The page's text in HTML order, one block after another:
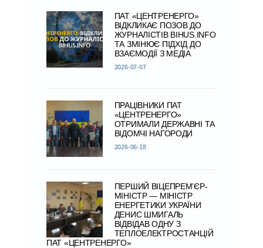
ПАТ «ЦЕНТРЕНЕРГО»
ВІДКЛИКАЄ ПОЗОВ ДО
ЖУРНАЛІСТІВ BIHUS.INFO
ТА ЗМІНЮЄ ПІДХІД ДО
ВЗАЄМОДІЇ З МЕДІА
2026-07-07
ПРАЦІВНИКИ ПАТ
«ЦЕНТРЕНЕРГО»
ОТРИМАЛИ ДЕРЖАВНІ ТА
ВІДОМЧІ НАГОРОДИ
2026-06-18
ПЕРШИЙ ВІЦЕПРЕМ’ЄР-
МІНІСТР — МІНІСТР
ЕНЕРГЕТИКИ УКРАЇНИ
ДЕНИС ШМИГАЛЬ
ВІДВІДАВ ОДНУ З
ТЕПЛОЕЛЕКТРОСТАНЦІЙ
ПАТ «ЦЕНТРЕНЕРГО»